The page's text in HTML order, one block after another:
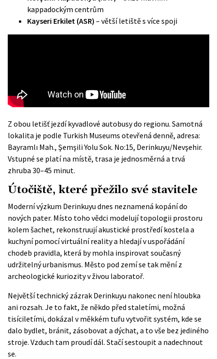
kappadockým centrům
Kayseri Erkilet (ASR) – větší letiště s více spoji
Z obou letišť jezdí kyvadlové autobusy do regionu. Samotná
lokalita je podle Turkish Museums otevřená denně, adresa:
Bayramlı Mah., Şemşili Yolu Sok. No:15, Derinkuyu/Nevşehir.
Vstupné se platí na místě, trasa je jednosměrná a trvá
zhruba 30–45 minut.
Útočiště, které přežilo své stavitele
Moderní výzkum Derinkuyu dnes neznamená kopání do
nových pater. Místo toho vědci modelují topologii prostoru
kolem šachet, rekonstruují akustické prostředí kostela a
kuchyní pomocí virtuální reality a hledají v uspořádání
chodeb pravidla, která by mohla inspirovat současný
udržitelný urbanismus. Město pod zemí se tak mění z
archeologické kuriozity v živou laboratoř.
Největší technický zázrak Derinkuyu nakonec není hloubka
ani rozsah. Je to fakt, že někdo před staletími, možná
tisíciletími, dokázal v měkkém tufu vytvořit systém, kde se
dalo bydlet, bránit, zásobovat a dýchat, a to vše bez jediného
stroje. Vzduch tam proudí dál. Stačí sestoupit a nadechnout
se.